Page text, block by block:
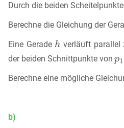
Durch die beiden
Berechne die Gleichung der
Eine Gerade
verläuft parallel
der beiden Schnittpunkte von
Berechne eine mögliche
b)